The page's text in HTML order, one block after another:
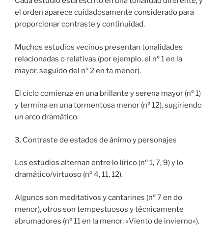
el orden aparece cuidadosamente considerado para
proporcionar contraste y continuidad.
Muchos estudios vecinos presentan tonalidades
relacionadas o relativas (por ejemplo, el nº 1 en la
mayor, seguido del nº 2 en fa menor).
El ciclo comienza en una brillante y serena mayor (nº 1)
y termina en una tormentosa menor (nº 12), sugiriendo
un arco dramático.
3. Contraste de estados de ánimo y personajes
Los estudios alternan entre lo lírico (nº 1, 7, 9) y lo
dramático/virtuoso (nº 4, 11, 12).
Algunos son meditativos y cantarines (nº 7 en do
menor), otros son tempestuosos y técnicamente
abrumadores (nº 11 en la menor, «Viento de invierno»).